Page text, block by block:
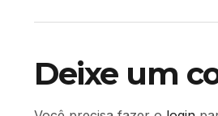
Deixe um